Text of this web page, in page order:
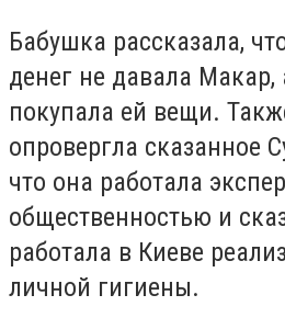
Бабушка рассказала,
денег не давала Макар,
покупала ей вещи.
опровергла сказанное
что она работала
общественностью и
работала в Киеве
личной гигиены.